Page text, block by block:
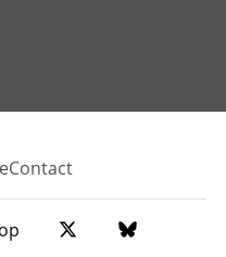
Contact